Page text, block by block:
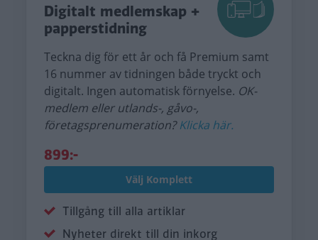
Digitalt medlemskap +
papperstidning
Teckna dig för ett år och få Premium samt
16 nummer av tidningen både tryckt och
digitalt. Ingen automatisk förnyelse. OK-
medlem eller utlands-, gåvo-,
företagsprenumeration?Klicka här.
899:-
Välj Komplett
Tillgång till alla artiklar
Nyheter direkt till din inkorg